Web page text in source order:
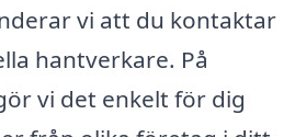
vi att du kontaktar
hantverkare. På
vi det enkelt för dig